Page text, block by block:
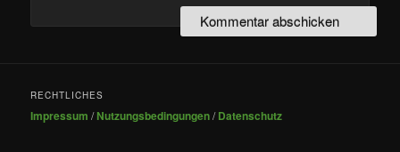
RECHTLICHES
Impressum /Nutzungsbedingungen/Datenschutz